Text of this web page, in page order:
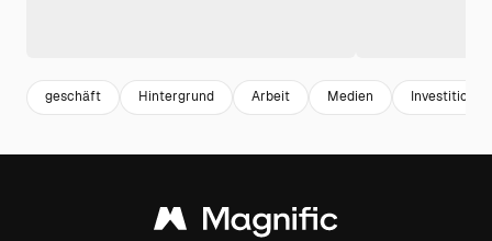
geschäft Hintergrund Arbeit Medien Investition